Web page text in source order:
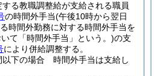
する教職調整給が支給される職員
の時間外手当(午後10時から翌日
時間外勤務に対する時間外手当を
て「時間外手当」という。)の支
により併給調整する。
以下の場合 時間外手当は支給し